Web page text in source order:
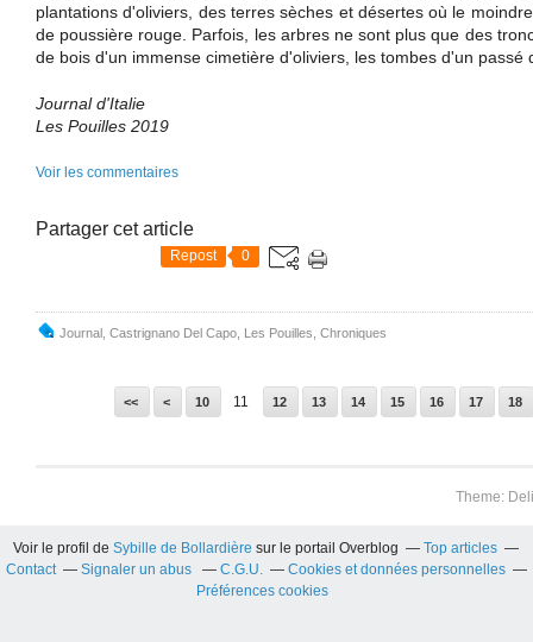
plantations d'oliviers, des terres sèches et désertes où le
de poussière rouge. Parfois, les arbres ne sont plus que des
de bois d'un immense cimetière d'oliviers, les tombes d'un
Journal d'Italie
Les Pouilles 2019
Voir les commentaires
Partager cet article
Repost 0
Journal Castrignano Del Capo Les Pouilles Chroniques
<< < 10 11 12 13 14 15 16 17 18
Theme:
Voir le profil deSybille de Bollardière sur le portail Overblog
Top articles
Contact
Signaler un abus C.G.U.
Cookies et données personnelles
Préférences cookies